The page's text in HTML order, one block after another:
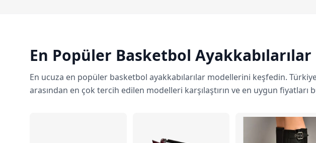
En Popüler Basketbol Ayakkabılarılar
En ucuza en popüler basketbol ayakkabılarılar modellerini keşfedin.
arasından en çok tercih edilen modelleri karşılaştırın ve en uygun fiyatları